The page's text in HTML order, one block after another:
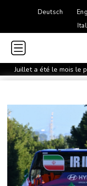
Deutsch
Juillet a été le mois le
Unis
Près de Paris, un
l'étude
Colombie: un puissant
du pays
La sécheresse
nappes phréatiques